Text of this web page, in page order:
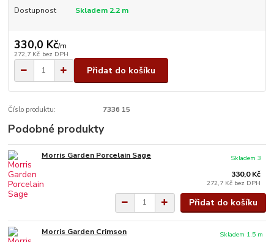
Dostupnost Skladem 2.2 m
330,0 Kč/m
272,7 Kč bez DPH
Přidat do košíku
Číslo produktu: 7336 15
Podobné produkty
Morris Garden Porcelain Sage
330,0 Kč
272,7 Kč bez DPH
Skladem 3
Přidat do košíku
Morris Garden Crimson
Skladem 1.5 m